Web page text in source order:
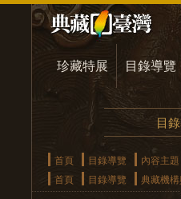
珍藏特展 目錄導覽
目
首頁 目錄導覽 內容主題
首頁
目錄導覽 典藏機